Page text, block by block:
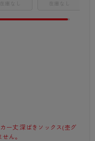
在庫なし 在庫なし
ー丈 深ばきソックス(杢グ
ん。